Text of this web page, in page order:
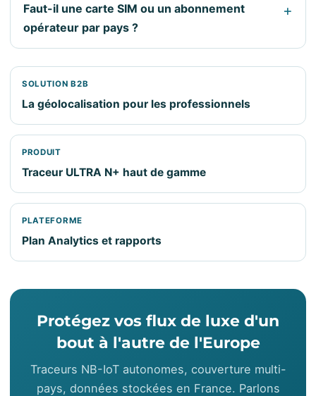
Faut-il une carte SIM ou un abonnement
opérateur par pays ?
SOLUTION B2B
La géolocalisation pour les professionnels
PRODUIT
Traceur ULTRA N+ haut de gamme
PLATEFORME
Plan Analytics et rapports
Protégez vos flux de luxe d'un
bout à l'autre de l'Europe
Traceurs NB-IoT autonomes, couverture multi-
pays, données stockées en France. Parlons